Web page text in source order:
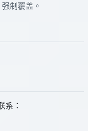
强制覆盖。
系：